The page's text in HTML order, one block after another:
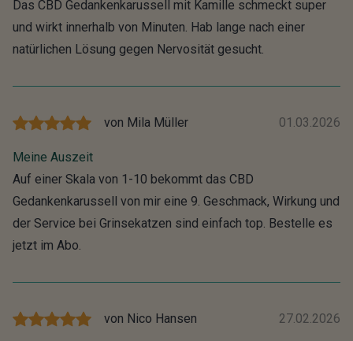
Das CBD Gedankenkarussell mit Kamille schmeckt super
und wirkt innerhalb von Minuten. Hab lange nach einer
natürlichen Lösung gegen Nervosität gesucht.
von Mila Müller 01.03.2026
Meine Auszeit
Auf einer Skala von 1-10 bekommt das CBD
Gedankenkarussell von mir eine 9. Geschmack, Wirkung und
der Service bei Grinsekatzen sind einfach top. Bestelle es
jetzt im Abo.
von Nico Hansen 27.02.2026